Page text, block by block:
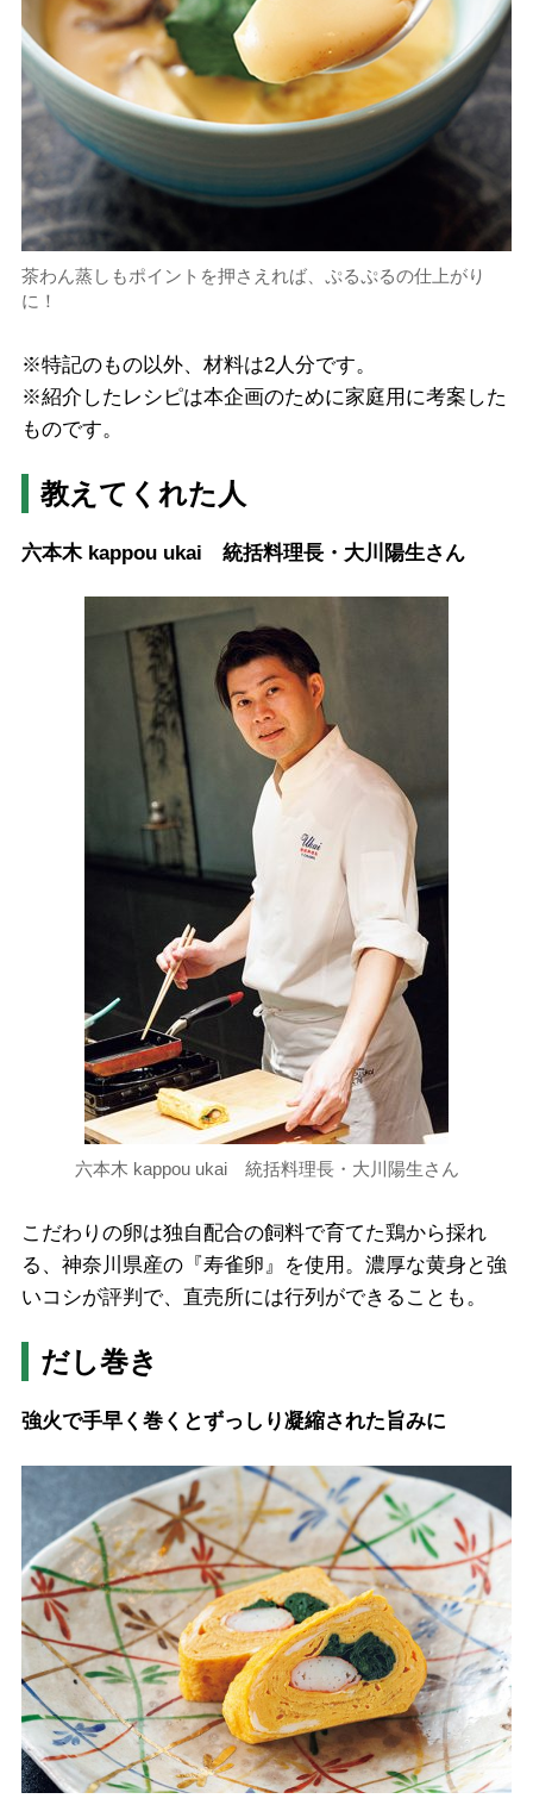
茶わん蒸しもポイントを押さえれば、ぷるぷるの仕上がり
に！
※特記のもの以外、材料は2人分です。
※紹介したレシピは本企画のために家庭用に考案した
ものです。
教えてくれた人
六本木 kappou ukai 統括料理長・大川陽生さん
六本木 kappou ukai 統括料理長・大川陽生さん
こだわりの卵は独自配合の飼料で育てた鶏から採れ
る、神奈川県産の『寿雀卵』を使用。濃厚な黄身と強
いコシが評判で、直売所には行列ができることも。
だし巻き
強火で手早く巻くとずっしり凝縮された旨みに